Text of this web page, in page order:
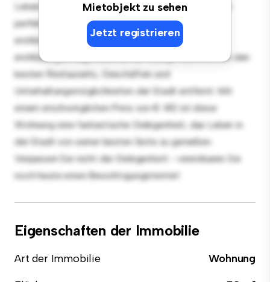
Mietobjekt zu sehen
Jetzt registrieren
Lebensraum. Die offene Raumaufteilung eignet sich
perfekt für Gäste, und die elegante Küche ist mit
erstklassigen Geräten ausgestattet. Dank der
erstklassigen Lage sind Sie nur wenige Schritte von den
besten Restaurants, Geschäften und
Unterhaltungsmöglichkeiten der Stadt entfernt. Mit
einem erschwinglichen Preis von € 410 ist diese
Wohnung eine fantastische Gelegenheit, das Leben in
der Stadt von seiner besten Seite zu genießen.
Verpassen Sie nicht die Gelegenheit - vereinbaren Sie
noch heute einen Besichtigungstermin!
Eigenschaften der Immobilie
Art der Immobilie
Wohnung